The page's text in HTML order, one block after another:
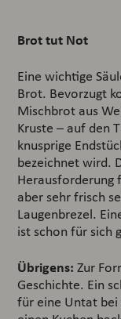
Brot tut Not
Eine wichtige
Brot. Bevorzugt
Mischbrot aus
Kruste – auf den
knusprige
bezeichnet wird.
Herausforderung
aber sehr frisch
Laugenbrezel.
ist schon für sich
Übrigens:Zur
Geschichte. Ein
für eine Untat bei